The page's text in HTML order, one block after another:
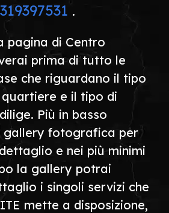
.
pagina di Centro
prima di tutto le
che riguardano il tipo
e il tipo di
Più in basso
gallery fotografica per
e nei più minimi
la gallery potrai
i singoli servizi che
mette a disposizione,